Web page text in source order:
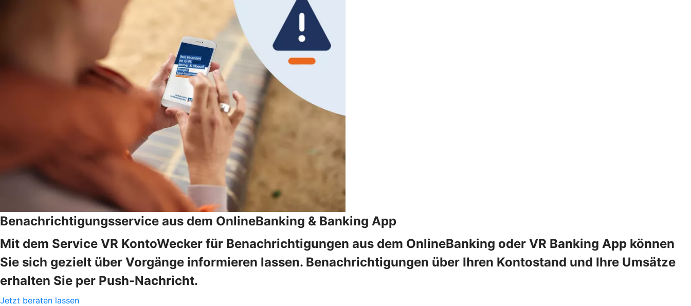
Benachrichtigungsservice aus dem OnlineBanking & Banking App
Mit dem Service VR KontoWecker für Benachrichtigungen aus dem OnlineBanking oder VR Banking App können
Sie sich gezielt über Vorgänge informieren lassen. Benachrichtigungen über Ihren Kontostand und Ihre Umsätze
erhalten Sie per Push-Nachricht.
Jetzt beraten lassen